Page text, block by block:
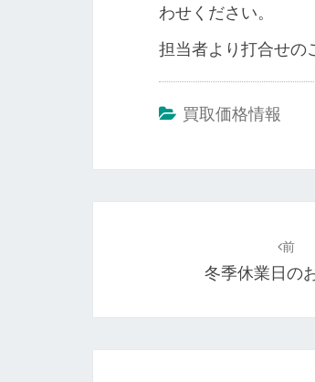
わせください。
担当者より打合せの
買取価格情報
ビ
ゲ
前
冬季休業日の